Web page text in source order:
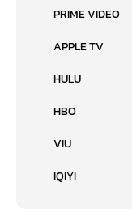
PRIME VIDEO
APPLE TV
HULU
HBO
VIU
IQIYI